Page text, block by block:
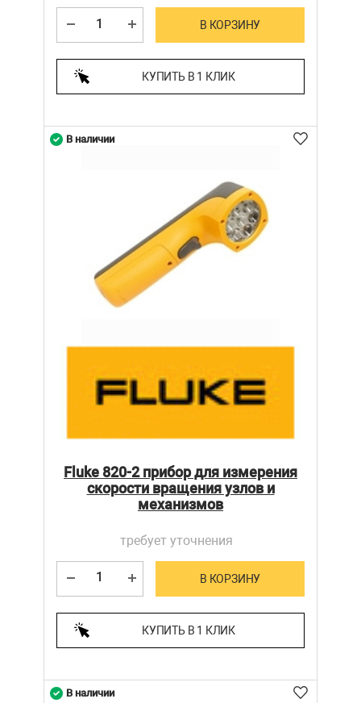
В КОРЗИНУ
КУПИТЬ В 1 КЛИК
Fluke 820-2 прибор для измерения
скорости вращения узлов и
механизмов
требует уточнения
В КОРЗИНУ
КУПИТЬ В 1 КЛИК
В наличии
В наличии